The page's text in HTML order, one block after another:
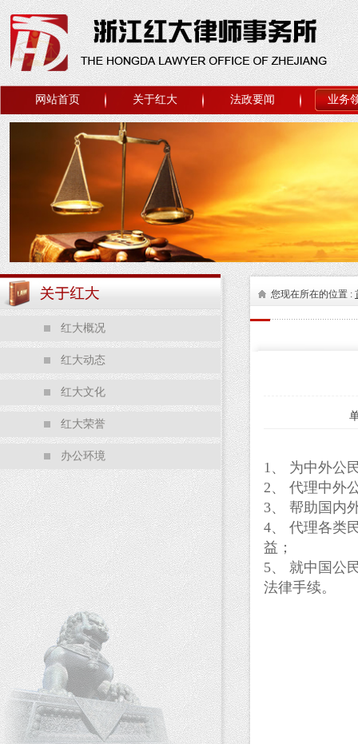
网站首页 关于红大 法政要闻 业务
红大概况
红大动态
红大文化
红大荣誉
办公环境
您现在所在的位置 :
1、
为中外公
2、
代理中外
3、
帮助国内
4、
代理各类
益；
5、
就中国公
法律手续。